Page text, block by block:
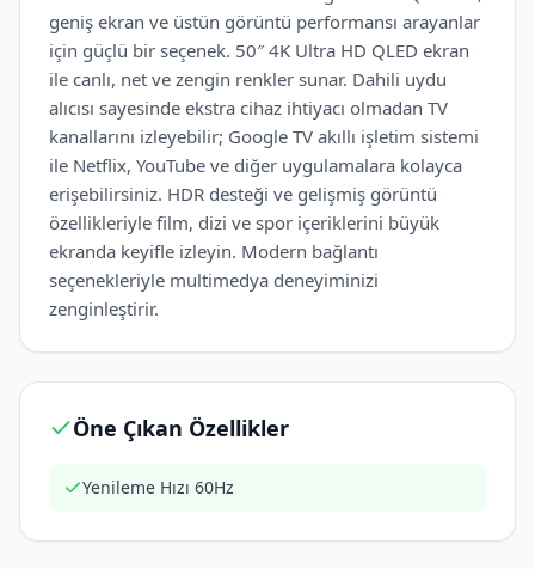
geniş ekran ve üstün görüntü performansı arayanlar
için güçlü bir seçenek. 50″ 4K Ultra HD QLED ekran
ile canlı, net ve zengin renkler sunar. Dahili uydu
alıcısı sayesinde ekstra cihaz ihtiyacı olmadan TV
kanallarını izleyebilir; Google TV akıllı işletim sistemi
ile Netflix, YouTube ve diğer uygulamalara kolayca
erişebilirsiniz. HDR desteği ve gelişmiş görüntü
özellikleriyle film, dizi ve spor içeriklerini büyük
ekranda keyifle izleyin. Modern bağlantı
seçenekleriyle multimedya deneyiminizi
zenginleştirir.
Öne Çıkan Özellikler
Yenileme Hızı 60Hz